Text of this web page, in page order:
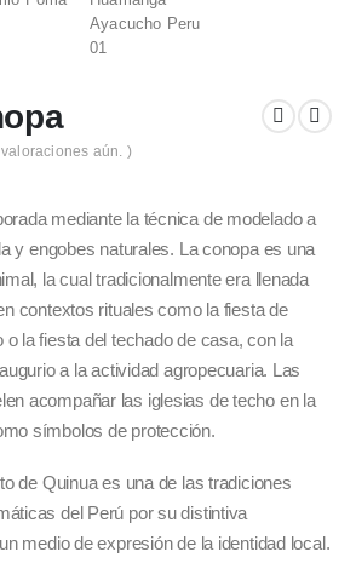
aún. )
mediante la técnica de modelado a
y engobes naturales. La conopa es una
la cual tradicionalmente era llenada
contextos rituales como la fiesta de
o la fiesta del techado de casa, con la
a la actividad agropecuaria. Las
acompañar las iglesias de techo en la
símbolos de protección.
de Quinua es una de las tradiciones
del Perú por su distintiva
medio de expresión de la identidad local.